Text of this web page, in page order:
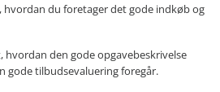
hvordan du foretager det gode indkøb og
hvordan den gode opgavebeskrivelse
gode tilbudsevaluering foregår.